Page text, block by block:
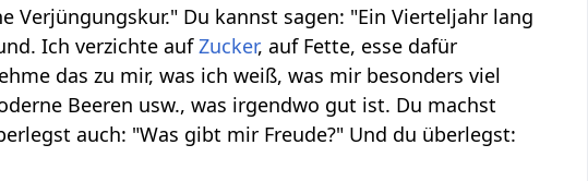
Verjüngungskur." Du kannst sagen: "Ein Vierteljahr lang
Ich verzichte aufZucker, auf Fette, esse dafür
das zu mir, was ich weiß, was mir besonders viel
Beeren usw., was irgendwo gut ist. Du machst
auch: "Was gibt mir Freude?" Und du überlegst: